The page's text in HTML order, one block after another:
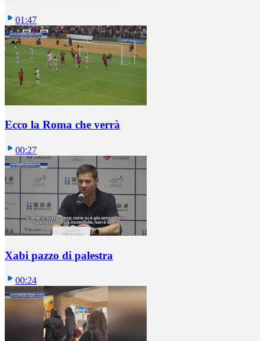
01:47
Ecco la Roma che verrà
00:27
Xabi pazzo di palestra
00:24